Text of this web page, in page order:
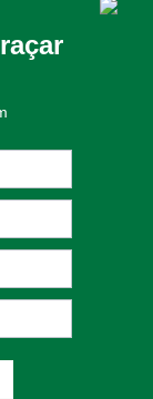
a Dia
a qualquer estilo
uma
um charme
ao toque;
no
constantes;
visual do